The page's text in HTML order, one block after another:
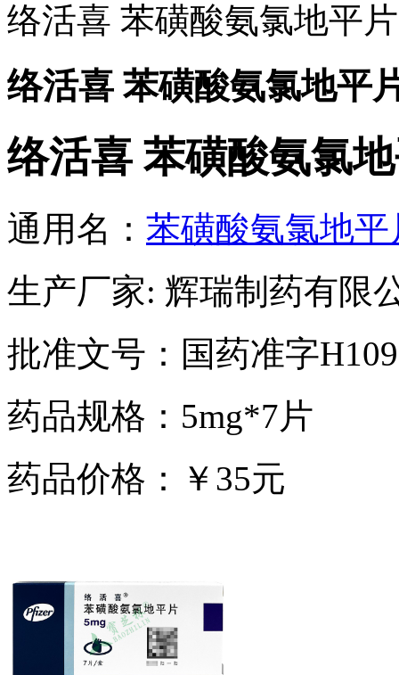
络活喜 苯磺酸氨氯地平片
络活喜 苯磺酸氨氯地平
络活喜 苯磺酸氨氯
通用名： 苯磺酸氨氯地平
生产厂家: 辉瑞制药有限
批准文号：国药准字
药品规格：5mg*7片
药品价格：￥35元